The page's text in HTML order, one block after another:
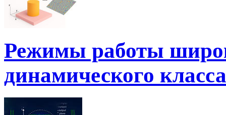
Режимы работы
динамического